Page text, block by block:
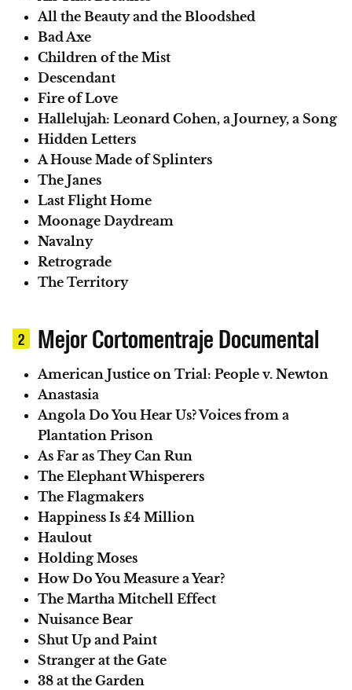
All the Beauty and the Bloodshed
Bad Axe
Children of the Mist
Descendant
Fire of Love
Hallelujah: Leonard Cohen, a Journey, a Song
Hidden Letters
A House Made of Splinters
The Janes
Last Flight Home
Moonage Daydream
Navalny
Retrograde
The Territory
2 Mejor Cortomentraje Documental
American Justice on Trial: People v. Newton
Anastasia
Angola Do You Hear Us? Voices from a
Plantation Prison
As Far as They Can Run
The Elephant Whisperers
The Flagmakers
Happiness Is £4 Million
Haulout
Holding Moses
How Do You Measure a Year?
The Martha Mitchell Effect
Nuisance Bear
Shut Up and Paint
Stranger at the Gate
38 at the Garden